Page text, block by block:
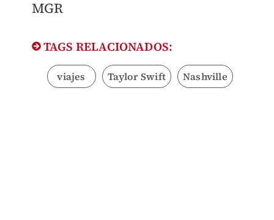
MGR
TAGS RELACIONADOS:
viajes Taylor Swift Nashville